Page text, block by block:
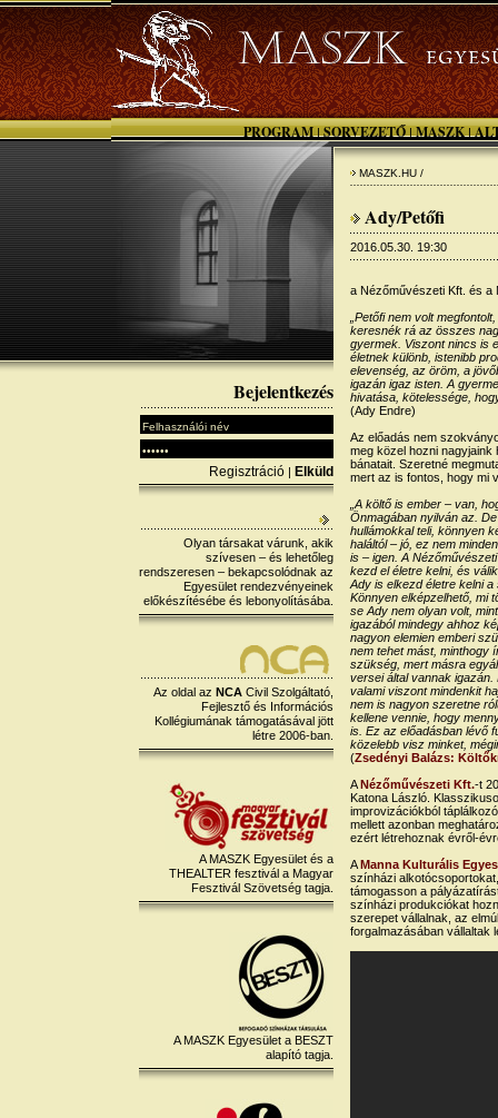
PROGRAM | SORVEZETŐ | MASZK |
Bejelentkezés
Regisztráció | Elküld
Olyan társakat várunk, akik
szívesen – és lehetőleg
rendszeresen – bekapcsolódnak az
Egyesület rendezvényeinek
előkészítésébe és lebonyolításába.
Az oldal az NCA Civil Szolgáltató,
Fejlesztő és Információs
Kollégiumának támogatásával jött
létre 2006-ban.
A MASZK Egyesület és a
THEALTER fesztivál a Magyar
Fesztivál Szövetség tagja.
A MASZK Egyesület a BESZT
alapító tagja.
MASZK.HU /
Ady/Petőfi
2016.05.30. 19:30
a Nézőművészeti Kft. és a
„Petőfi nem volt
keresnék rá az összes
gyermek. Viszont nincs is
életnek különb, istenibb
elevenség, az öröm, a
igazán igaz isten. A
hivatása, kötelessége,
(Ady Endre)
Az előadás nem
meg közel hozni nagyjaink
bánatait. Szeretné
mert az is fontos, hogy mi
„A költő is ember – van,
Önmagában nyilván az.
hullámokkal teli, könnyen
haláltól – jó, ez nem
is – igen. A
kezd el életre kelni, és
Ady is elkezd életre kelni a
Könnyen elképzelhető, mi
se Ady nem olyan volt,
igazából mindegy ahhoz
nagyon elemien emberi
nem tehet mást, minthogy
szükség, mert másra
versei által vannak igazán.
valami viszont mindenkit
nem is nagyon szeretne
kellene vennie, hogy
is. Ez az előadásban lévő
közelebb visz minket,
(Zsedényi Balázs:
ANézőművészeti Kft.-t
Katona László.
improvizációkból
mellett azonban
ezért létrehoznak évről-
AManna Kulturális
színházi
támogasson a
színházi produkciókat
szerepet vállalnak, az
forgalmazásában vállaltak